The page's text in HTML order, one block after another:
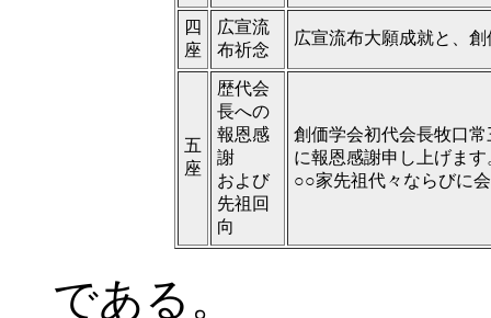
四
座
広宣流
布祈念
広宣流布大願成就と、
五
座
歴代会
長への
報恩感
謝
および
先祖回
向
創価学会初代会長牧口
に報恩感謝申し上げます
○○家先祖代々ならびに
である。